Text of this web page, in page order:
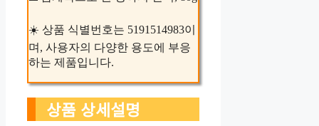
☀️ 상품 식별번호는 5191514983이
며, 사용자의 다양한 용도에 부응
하는 제품입니다.
상품 상세설명